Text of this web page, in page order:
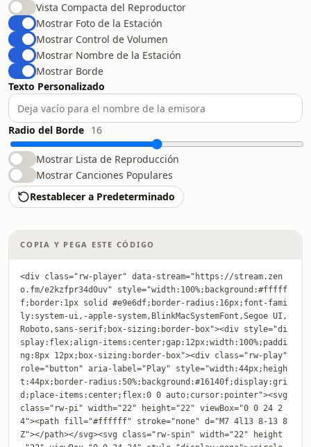
Vista Compacta del Reproductor
Mostrar Foto de la Estación
Mostrar Control de Volumen
Mostrar Nombre de la Estación
Mostrar Borde
Texto Personalizado
Radio del Borde 16
Mostrar Lista de Reproducción
Mostrar Canciones Populares
Restablecer a Predeterminado
COPIA Y PEGA ESTE CÓDIGO
<div class="rw-player" data-stream="https://stream.zen
o.fm/e2kzfpr34d0uv" style="width:100%;background:#fffff
f;border:1px solid #e9e6df;border-radius:16px;font-fami
ly:system-ui,-apple-system,BlinkMacSystemFont,Segoe UI,
Roboto,sans-serif;box-sizing:border-box"><div style="di
splay:flex;align-items:center;gap:12px;width:100%;paddi
ng:8px 12px;box-sizing:border-box"><div class="rw-play"
role="button" aria-label="Play" style="width:44px;heigh
t:44px;border-radius:50%;background:#16140f;display:gri
d;place-items:center;flex:0 0 auto;cursor:pointer"><svg
class="rw-pi" width="22" height="22" viewBox="0 0 24 2
4"><path fill="#ffffff" stroke="none" d="M7 4l13 8-13 8
Z"></path></svg><svg class="rw-spin" width="22" height